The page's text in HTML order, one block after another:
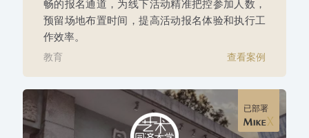
畅的报名通道，为线下活动精准把控参加人数，
预留场地布置时间，提高活动报名体验和执行工
作效率。
教育 查看案例
已部署